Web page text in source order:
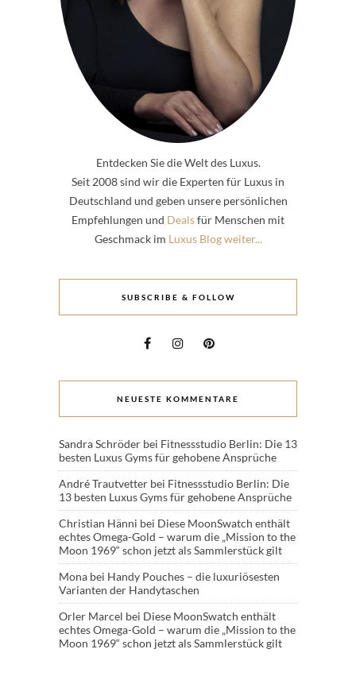
Entdecken Sie die Welt des Luxus.
Seit 2008 sind wir die Experten für Luxus in
Deutschland und geben unsere persönlichen
Empfehlungen und Dealsfür Menschen mit
Geschmack im Luxus Blog weiter...
SUBSCRIBE & FOLLOW
NEUESTE KOMMENTARE
Sandra Schröder bei Fitnessstudio Berlin: Die 13
besten Luxus Gyms für gehobene Ansprüche
André Trautvetter bei Fitnessstudio Berlin: Die
13 besten Luxus Gyms für gehobene Ansprüche
Christian Hänni bei Diese MoonSwatch enthält
echtes Omega-Gold – warum die „Mission to the
Moon 1969“ schon jetzt als Sammlerstück gilt
Mona bei Handy Pouches – die luxuriösesten
Varianten der Handytaschen
Orler Marcel bei Diese MoonSwatch enthält
echtes Omega-Gold – warum die „Mission to the
Moon 1969“ schon jetzt als Sammlerstück gilt